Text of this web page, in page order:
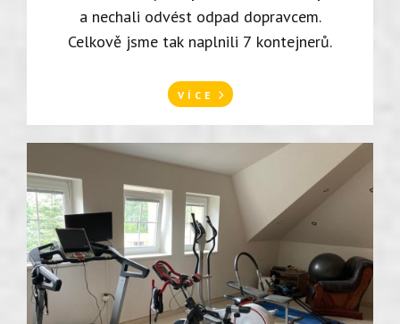
a nechali odvést odpad dopravcem.
Celkově jsme tak naplnili 7 kontejnerů.
VÍCE